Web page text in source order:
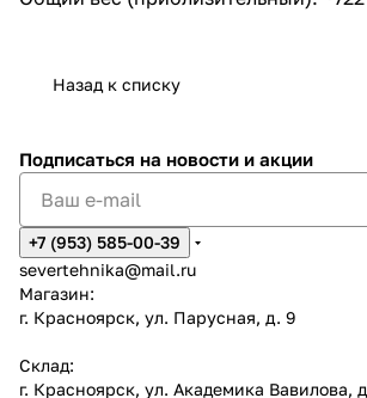
Назад к списку
Подписаться на новости и акции
+7 (953) 585-00-39
severtehnika@mail.ru
Магазин:
г. Красноярск, ул. Парусная, д. 9
Склад:
г. Красноярск, ул. Академика Вавилова,